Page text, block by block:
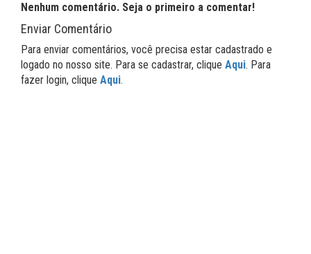
Nenhum comentário. Seja o primeiro a comentar!
Enviar Comentário
Para enviar comentários, você precisa estar cadastrado e
logado no nosso site. Para se cadastrar, clique Aqui. Para
fazer login, clique Aqui.